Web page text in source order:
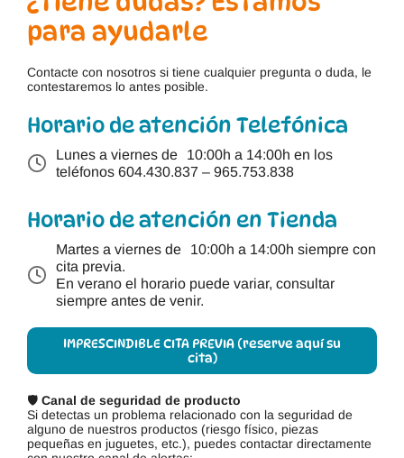
para ayudarle
Contacte con nosotros si tiene cualquier pregunta o duda, le
contestaremos lo antes posible.
Horario de atención Telefónica
Lunes a viernes de 10:00h a 14:00h en los
teléfonos 604.430.837 – 965.753.838
Horario de atención en Tienda
Martes a viernes de 10:00h a 14:00h siempre con
cita previa.
En verano el horario puede variar, consultar
siempre antes de venir.
IMPRESCINDIBLE CITA PREVIA (reserve aquí su
cita)
🛡️ Canal de seguridad de producto
Si detectas un problema relacionado con la seguridad de
alguno de nuestros productos (riesgo físico, piezas
pequeñas en juguetes, etc.), puedes contactar directamente